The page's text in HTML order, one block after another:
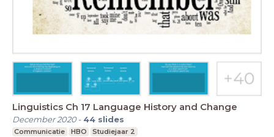
Linguistics Ch 17 Language History and Change
December 2020- 44 slides
Communicatie HBO Studiejaar 2